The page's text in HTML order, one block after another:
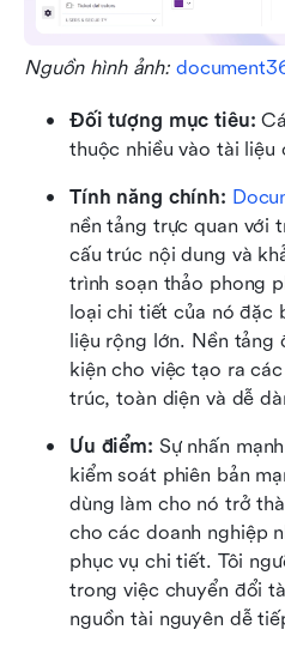
Nguồn hình ảnh:
Đối tượng mục tiêu:
thuộc nhiều vào tài
Tính năng chính:
nền tảng trực quan với
cấu trúc nội dung và
trình soạn thảo phong
loại chi tiết của nó đặc
liệu rộng lớn. Nền tảng
kiện cho việc tạo ra
trúc, toàn diện và dễ
Ưu điểm: Sự nhấn
kiểm soát phiên bản
dùng làm cho nó trở
cho các doanh nghiệp
phục vụ chi tiết. Tôi
trong việc chuyển đổi
nguồn tài nguyên dễ